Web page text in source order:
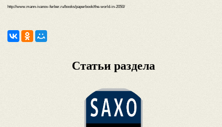
http://www.mann-ivanov-ferber.ru/books/paperbook/the-world-in-2050/
Статьи раздела